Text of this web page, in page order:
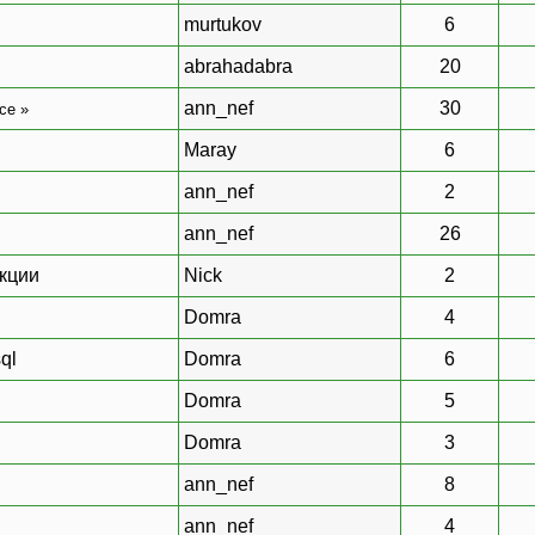
murtukov 6
abrahadabra 20
» ann_nef 30
Maray 6
ann_nef 2
ann_nef 26
Nick 2
Domra 4
Domra 6
Domra 5
Domra 3
ann_nef 8
ann_nef 4